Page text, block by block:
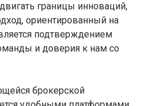
границы инноваций,
ориентированный на
подтверждением
и доверия к нам со
брокерской